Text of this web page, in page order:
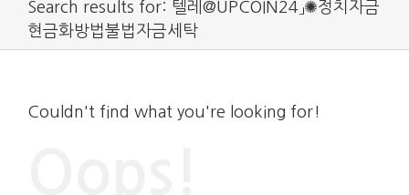
Search results for: 텔레@UPCOIN24」✺정치자금
현금화방법불법자금세탁
Couldn't find what you're looking for!